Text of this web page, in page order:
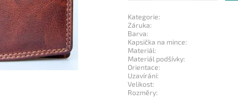
Kategorie:
Záruka:
Barva:
Kapsička na mince:
Materiál:
Materiál podšívky:
Orientace:
Uzavírání:
Velikost:
Rozměry: